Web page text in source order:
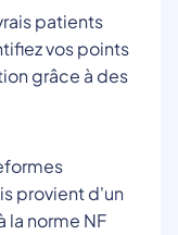
patients
vos points
grâce à des
provient d'un
la norme NF